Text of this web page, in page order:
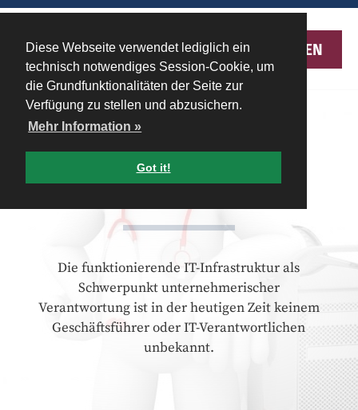
Diese Webseite verwendet lediglich ein
technisch notwendiges Session-Cookie, um
die Grundfunktionalitäten der Seite zur
Verfügung zu stellen und abzusichern.
Mehr Information »
Got it!
MENU
IT-Security Check
Die funktionierende IT-Infrastruktur als
Schwerpunkt unternehmerischer
Verantwortung ist in der heutigen Zeit keinem
Geschäftsführer oder IT-Verantwortlichen
unbekannt.